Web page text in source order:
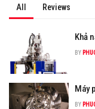
All Reviews
Khả
BY
Máy
BY